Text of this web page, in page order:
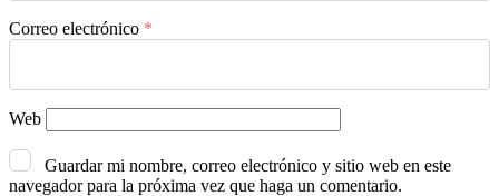
Correo electrónico *
Web
Guardar mi nombre, correo electrónico y sitio web en este
navegador para la próxima vez que haga un comentario.